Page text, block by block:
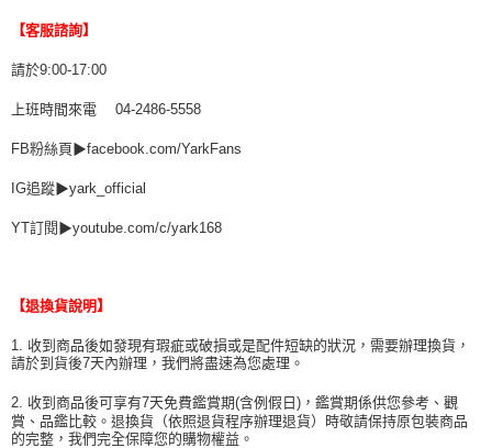
【客服諮詢】
請於9:00-17:00
上班時間來電 04-2486-5558
FB粉絲頁▶facebook.com/YarkFans
IG追蹤▶yark_official
YT訂閱▶youtube.com/c/yark168
【退換貨說明】
1. 收到商品後如發現有瑕疵或破損或是配件短缺的狀況，需要辦理換貨，
請於到貨後7天內辦理，我們將盡速為您處理。
2. 收到商品後可享有7天免費鑑賞期(含例假日)，鑑賞期係供您參考、觀
賞、品鑑比較。退換貨（依照退貨程序辦理退貨）時敬請保持原包裝商品
的完整，我們完全保障您的購物權益。